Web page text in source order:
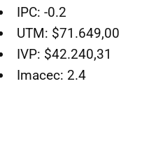
IPC: -0.2
UTM: $71.649,00
IVP: $42.240,31
Imacec: 2.4